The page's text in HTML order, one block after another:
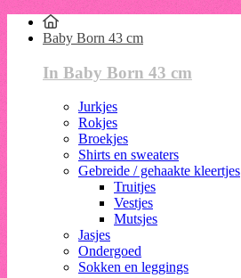
Baby Born 43 cm
In Baby Born 43 cm
Jurkjes
Rokjes
Broekjes
Shirts en sweaters
Gebreide / gehaakte kleertjes
Truitjes
Vestjes
Mutsjes
Jasjes
Ondergoed
Sokken en leggings